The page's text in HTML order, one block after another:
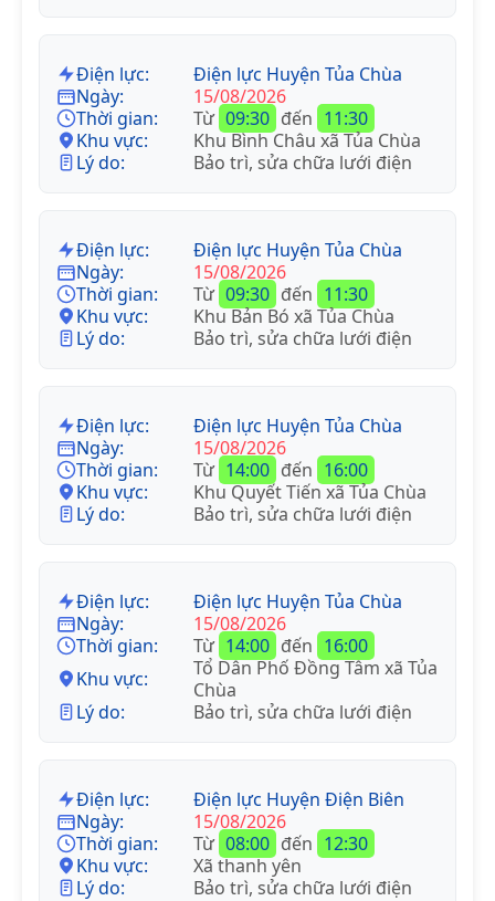
Điện lực:
Điện lực Huyện Tủa Chùa
Ngày:
15/08/2026
Thời gian:
Từ 09:30 đến 11:30
Khu vực:
Khu Bình Châu xã Tủa Chùa
Lý do:
Bảo trì, sửa chữa lưới điện
Điện lực:
Điện lực Huyện Tủa Chùa
Ngày:
15/08/2026
Thời gian:
Từ 09:30 đến 11:30
Khu vực:
Khu Bản Bó xã Tủa Chùa
Lý do:
Bảo trì, sửa chữa lưới điện
Điện lực:
Điện lực Huyện Tủa Chùa
Ngày:
15/08/2026
Thời gian:
Từ 14:00 đến 16:00
Khu vực:
Khu Quyết Tiến xã Tủa Chùa
Lý do:
Bảo trì, sửa chữa lưới điện
Điện lực:
Điện lực Huyện Tủa Chùa
Ngày:
15/08/2026
Thời gian:
Từ 14:00 đến 16:00
Khu vực:
Tổ Dân Phố Đồng Tâm xã Tủa
Chùa
Lý do:
Bảo trì, sửa chữa lưới điện
Điện lực:
Điện lực Huyện Điện Biên
Ngày:
15/08/2026
Thời gian:
Từ 08:00 đến 12:30
Khu vực:
Xã thanh yên
Lý do:
Bảo trì, sửa chữa lưới điện